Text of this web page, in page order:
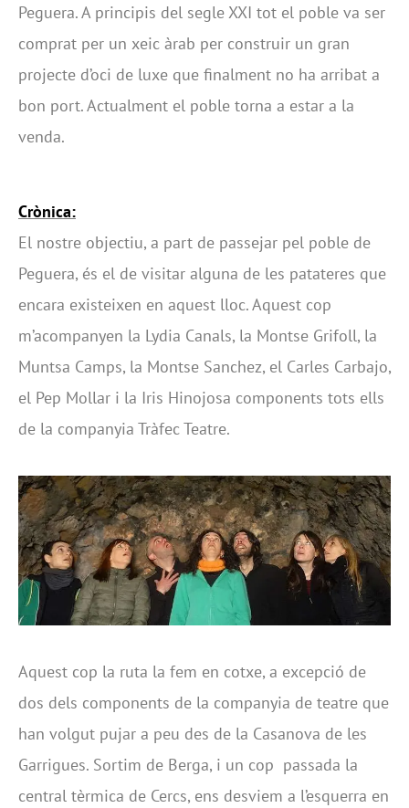
Peguera. A principis del segle XXI tot el poble va ser
comprat per un xeic àrab per construir un gran
projecte d’oci de luxe que finalment no ha arribat a
bon port. Actualment el poble torna a estar a la
venda.
Crònica:
El nostre objectiu, a part de passejar pel poble de
Peguera, és el de visitar alguna de les patateres que
encara existeixen en aquest lloc. Aquest cop
m’acompanyen la Lydia Canals, la Montse Grifoll, la
Muntsa Camps, la Montse Sanchez, el Carles Carbajo,
el Pep Mollar i la Iris Hinojosa components tots ells
de la companyia Tràfec Teatre.
Aquest cop la ruta la fem en cotxe, a excepció de
dos dels components de la companyia de teatre que
han volgut pujar a peu des de la Casanova de les
Garrigues. Sortim de Berga, i un cop passada la
central tèrmica de Cercs, ens desviem a l’esquerra en